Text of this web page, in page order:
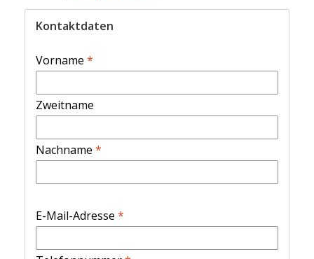
Kontaktdaten
Vorname *
Zweitname
Nachname *
E-Mail-Adresse *